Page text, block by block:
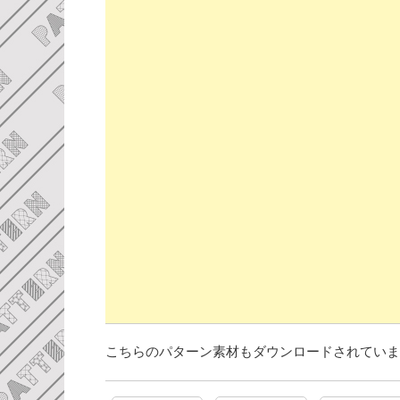
こちらのパターン素材もダウンロードされてい